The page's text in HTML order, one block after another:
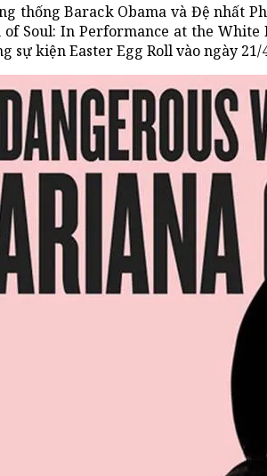
thống Barack Obama và Đệ nhất
of Soul: In Performance at the
sự kiện Easter Egg Roll vào ngày 21/